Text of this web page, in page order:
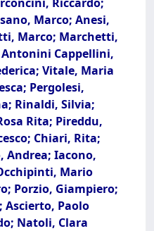
Marco; Anesi,
Marco; Marchetti,
Cappellini,
Vitale, Maria
Pergolesi,
Rinaldi, Silvia;
Rita; Pireddu,
Chiari, Rita;
Andrea; Iacono,
Mario
Porzio, Giampiero;
Ascierto, Paolo
Natoli, Clara